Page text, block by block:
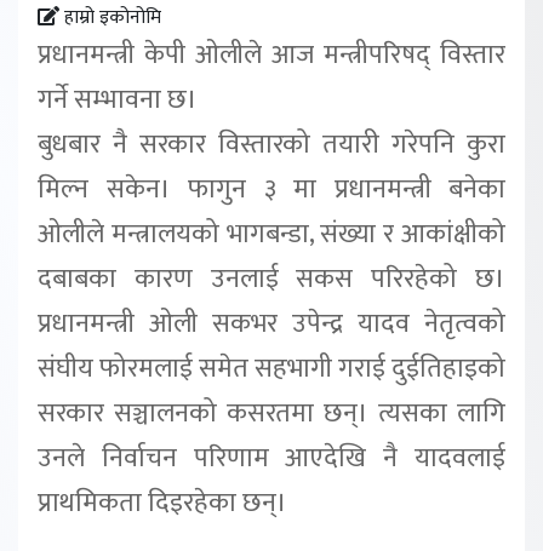
हाम्रो इकोनोमि
प्रधानमन्त्री केपी ओलीले आज मन्त्रीपरिषद् विस्तार
गर्ने सम्भावना छ।
बुधबार नै सरकार विस्तारको तयारी गरेपनि कुरा
मिल्न सकेन। फागुन ३ मा प्रधानमन्त्री बनेका
ओलीले मन्त्रालयको भागबन्डा, संख्या र आकांक्षीको
दबाबका कारण उनलाई सकस परिरहेको छ।
प्रधानमन्त्री ओली सकभर उपेन्द्र यादव नेतृत्वको
संघीय फोरमलाई समेत सहभागी गराई दुईतिहाइको
सरकार सञ्चालनको कसरतमा छन्। त्यसका लागि
उनले निर्वाचन परिणाम आएदेखि नै यादवलाई
प्राथमिकता दिइरहेका छन्।